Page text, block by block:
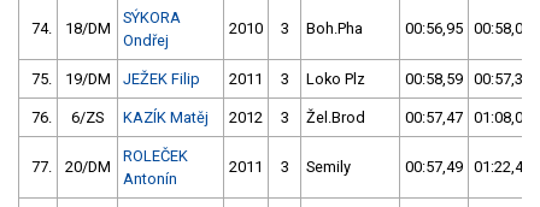
74. 18/DM
SÝKORA
Ondřej
2010 3 Boh.Pha 00:56,95 00:58,07
75. 19/DM JEŽEK Filip 2011 3 Loko Plz 00:58,59 00:57,35
76. 6/ZS KAZÍK Matěj 2012 3 Žel.Brod 00:57,47 01:08,03
77. 20/DM
ROLEČEK
Antonín
2011 3 Semily 00:57,49 01:22,48